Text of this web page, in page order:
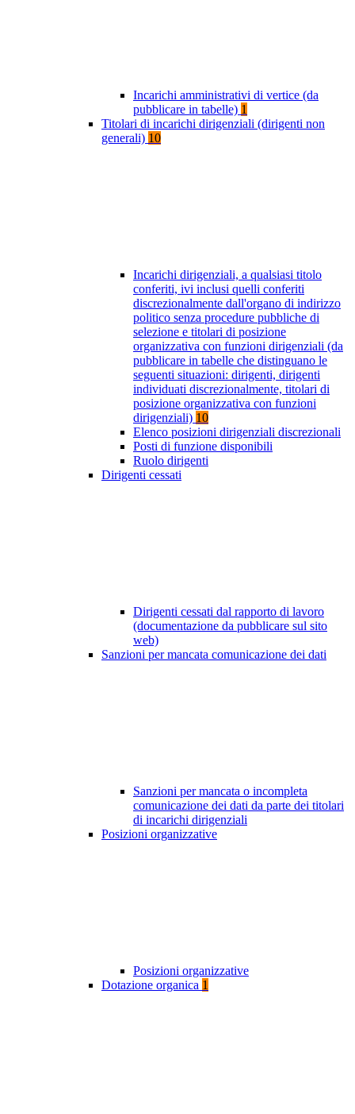
Incarichi amministrativi di vertice (da
pubblicare in tabelle) 1
Titolari di incarichi dirigenziali (dirigenti non
generali) 10
Incarichi dirigenziali, a qualsiasi titolo
conferiti, ivi inclusi quelli conferiti
discrezionalmente dall'organo di indirizzo
politico senza procedure pubbliche di
selezione e titolari di posizione
organizzativa con funzioni dirigenziali (da
pubblicare in tabelle che distinguano le
seguenti situazioni: dirigenti, dirigenti
individuati discrezionalmente, titolari di
posizione organizzativa con funzioni
dirigenziali) 10
Elenco posizioni dirigenziali discrezionali
Posti di funzione disponibili
Ruolo dirigenti
Dirigenti cessati
Dirigenti cessati dal rapporto di lavoro
(documentazione da pubblicare sul sito
web)
Sanzioni per mancata comunicazione dei dati
Sanzioni per mancata o incompleta
comunicazione dei dati da parte dei titolari
di incarichi dirigenziali
Posizioni organizzative
Posizioni organizzative
Dotazione organica 1